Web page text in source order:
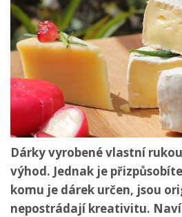
Dárky vyrobené vlastní
výhod. Jednak je
komu je dárek určen, jsou
nepostrádají kreativitu.